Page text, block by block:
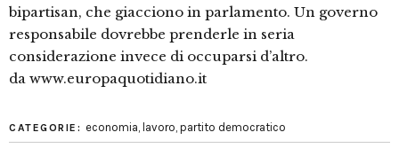
bipartisan, che giacciono in parlamento. Un governo
responsabile dovrebbe prenderle in seria
considerazione invece di occuparsi d’altro.
da www.europaquotidiano.it
CATEGORIE: economia, lavoro, partito democratico